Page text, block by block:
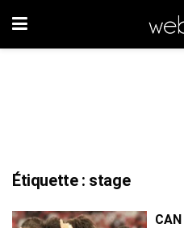
Étiquette : stage